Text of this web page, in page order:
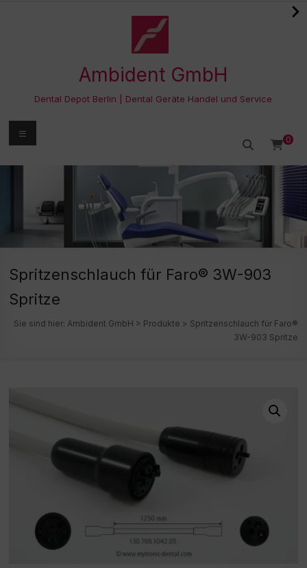
Ambident GmbH
Dental Depot Berlin | Dental Geräte Handel und Service
0
Menü
Spritzenschlauch für Faro® 3W-903
Spritze
Sie sind hier: Ambident GmbH > Produkte > Spritzenschlauch für Faro®
3W-903 Spritze